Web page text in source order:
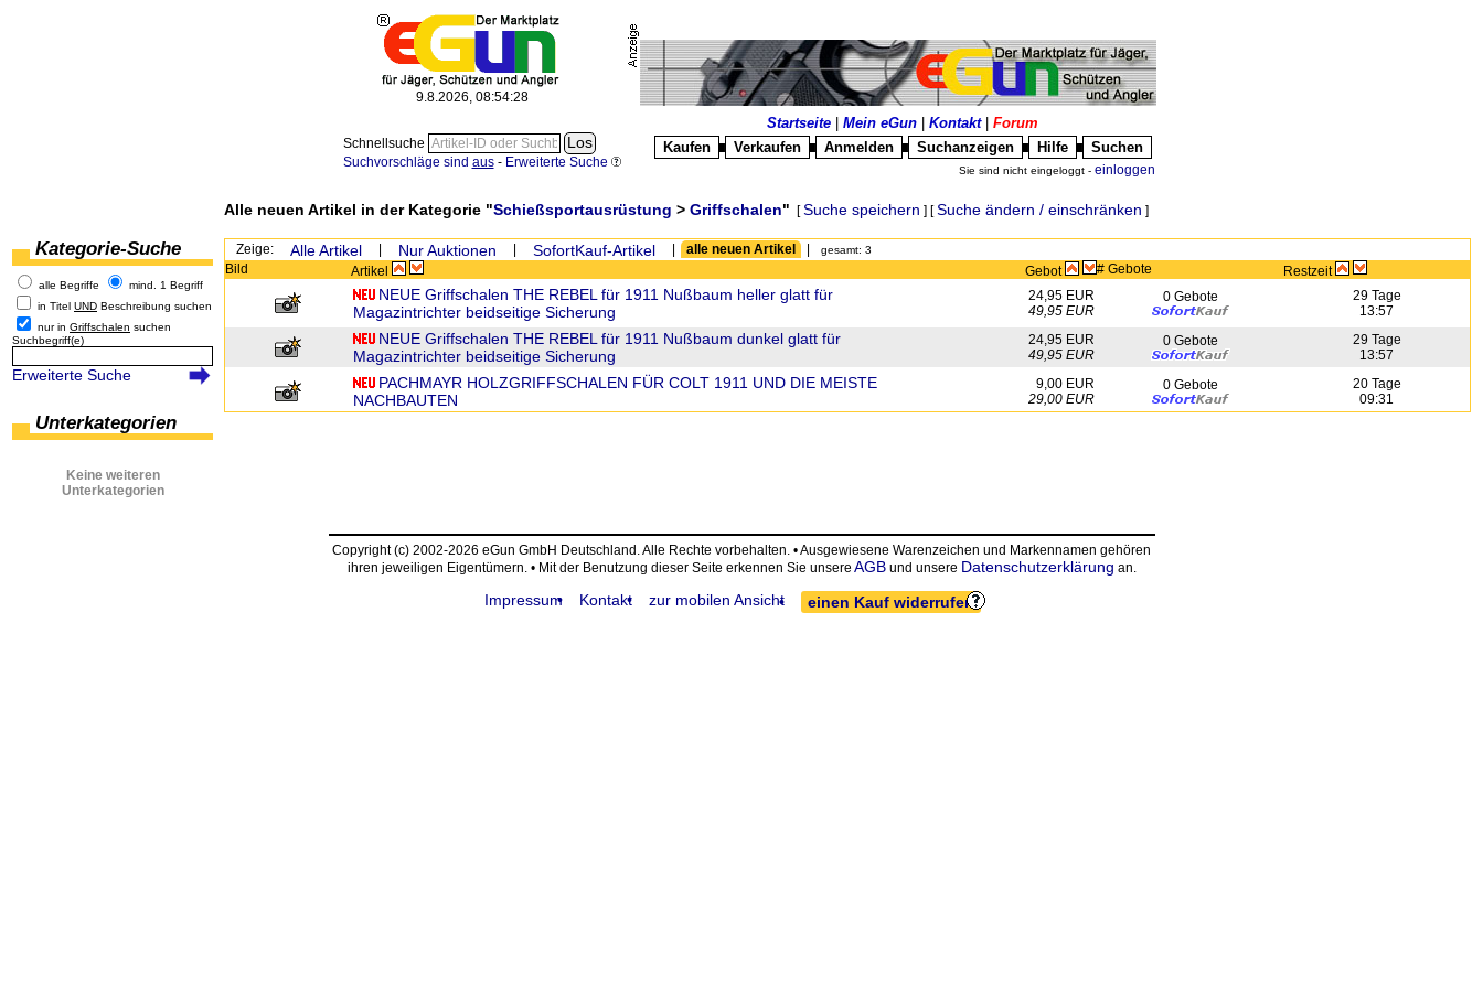
9.8.2026, 08:54:28
Schnellsuche
Suchvorschläge sind aus- Erweiterte Suche
Startseite Mein eGun Kontakt| Forum
Kaufen
Verkaufen Anmelden Suchanzeigen Hilfe Suchen
Sie sind nicht eingeloggt - einloggen
Alle neuen Artikel in der Kategorie "Schießsportausrüstung > Griffschalen" [Suche speichern ] [Suche ändern / einschränken ]
Kategorie-Suche
alle Begriffe
mind. 1 Begriff
in Titel UND Beschreibung suchen
nur in Griffschalen suchen
Suchbegriff(e)
Erweiterte Suche
Unterkategorien
Keine weiteren
Unterkategorien
Zeige: Alle Artikel Nur Auktionen SofortKauf-Artikel alle neuen Artikel gesamt: 3
Bild Artikel Gebot # Gebote Restzeit
NEUE Griffschalen THE REBEL für 1911 Nußbaum heller glatt für
Magazintrichter beidseitige Sicherung
24,95 EUR
49,95 EUR
0 Gebote
29 Tage
13:57
NEUE Griffschalen THE REBEL für 1911 Nußbaum dunkel glatt für
Magazintrichter beidseitige Sicherung
24,95 EUR
49,95 EUR
0 Gebote
29 Tage
13:57
PACHMAYR HOLZGRIFFSCHALEN FÜR COLT 1911 UND DIE MEISTE
NACHBAUTEN
9,00 EUR
29,00 EUR
0 Gebote
20 Tage
09:31
Copyright (c) 2002-2026 eGun GmbH Deutschland. Alle Rechte vorbehalten. • Ausgewiesene Warenzeichen und Markennamen gehören
ihren jeweiligen Eigentümern. • Mit der Benutzung dieser Seite erkennen Sie unsere AGBund unsere Datenschutzerklärung an.
Impressum Kontakt zur mobilen Ansicht einen Kauf widerrufen